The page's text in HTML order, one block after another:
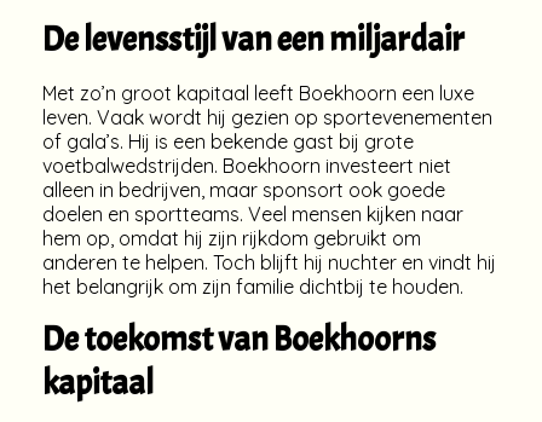
De levensstijl van een miljardair
Met zo’n groot kapitaal leeft Boekhoorn een luxe
leven. Vaak wordt hij gezien op sportevenementen
of gala’s. Hij is een bekende gast bij grote
voetbalwedstrijden. Boekhoorn investeert niet
alleen in bedrijven, maar sponsort ook goede
doelen en sportteams. Veel mensen kijken naar
hem op, omdat hij zijn rijkdom gebruikt om
anderen te helpen. Toch blijft hij nuchter en vindt hij
het belangrijk om zijn familie dichtbij te houden.
De toekomst van Boekhoorns
kapitaal